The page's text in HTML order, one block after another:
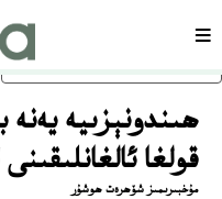
ئاساسلىق مەزمۇنغا ئاتلاڭسەھىپە
ھىندونېزىيە يەنە
قولغا
مۇخبىرىمىز شۆھرەت ھوشۇر